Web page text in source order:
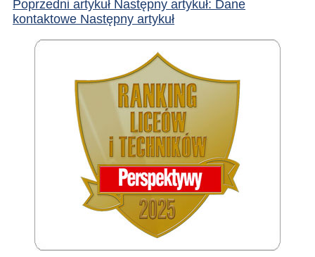
Poprzedni artykuł Następny artykuł: Dane
kontaktowe Następny artykuł